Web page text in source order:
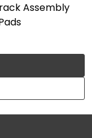
Assembly